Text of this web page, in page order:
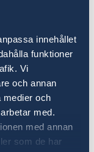
innehållet
funktioner
Vi
och annan
medier och
med.
med annan
som de har
att respektera
exempel
som
till
mycket
förbjudet